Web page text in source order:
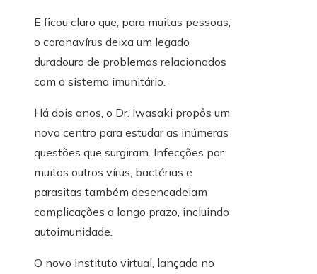
E ficou claro que, para muitas pessoas,
o coronavírus deixa um legado
duradouro de problemas relacionados
com o sistema imunitário.
Há dois anos, o Dr. Iwasaki propôs um
novo centro para estudar as inúmeras
questões que surgiram. Infecções por
muitos outros vírus, bactérias e
parasitas também desencadeiam
complicações a longo prazo, incluindo
autoimunidade.
O novo instituto virtual, lançado no